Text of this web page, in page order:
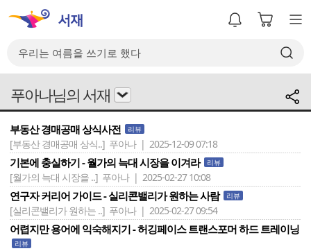
푸아나님의 서재
부동산 경매공매 상식사전 리뷰
[부동산 경매공매 상식..] 푸아나 | 2025-12-09 07:18
기본에 충실하기 - 월가의 늑대 시장을 이겨라 리뷰
[월가의 늑대 시장을 ..] 푸아나 | 2025-02-27 10:08
연구자 커리어 가이드 - 실리콘밸리가 원하는 사람 리뷰
[실리콘밸리가 원하는 ..] 푸아나 | 2025-02-27 09:54
어렵지만 용어에 익숙해지기 - 허깅페이스 트랜스포머 하드 트레이닝
리뷰